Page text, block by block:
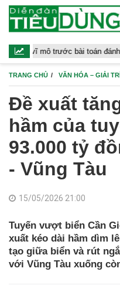
bài toán đánh đổi: Tăng
TRANG CHỦ VĂN HÓA – GIẢI
Đề xuất
hầm của
93.000 tỷ
- Vũng Tàu
15/05/2026 21:00
Tuyến vượt biển Cần
xuất kéo dài hầm dìm
tạo giữa biển và rút
với Vũng Tàu xuống